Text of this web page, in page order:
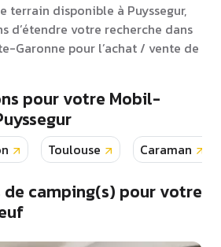
terrain disponible à Puyssegur,
d’étendre votre recherche dans
Garonne pour l’achat / vente de
pour votre Mobil-
Toulouse Caraman
camping(s) pour votre